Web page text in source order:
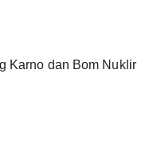
Karno dan Bom Nuklir